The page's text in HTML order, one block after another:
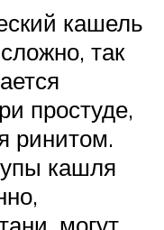
кашель
так
простуде,
ринитом.
кашля